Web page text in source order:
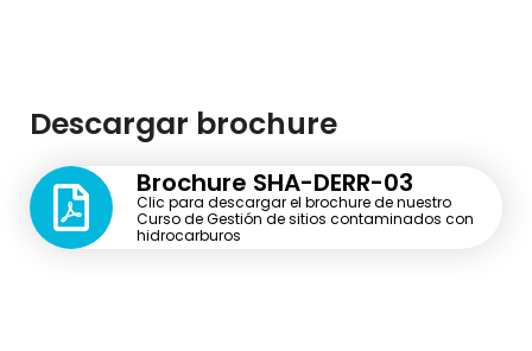
Descargar brochure
Brochure SHA-DERR-03
Clic para descargar el brochure de nuestro
Curso de Gestión de sitios contaminados con
hidrocarburos